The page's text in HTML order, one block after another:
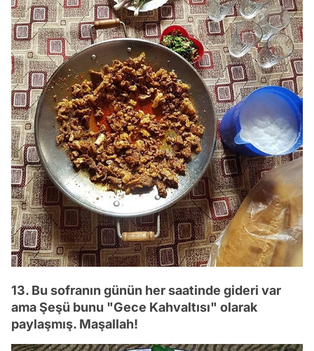
13. Bu sofranın günün her saatinde gideri var
ama Şeşü bunu "Gece Kahvaltısı" olarak
paylaşmış. Maşallah!